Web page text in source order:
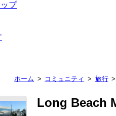
プ
ホーム コミュニティ 旅行
Long Beach